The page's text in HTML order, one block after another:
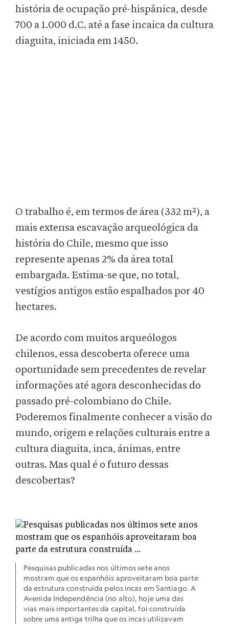
história de ocupação pré-hispânica, desde
700 a 1.000 d.C. até a fase incaica da cultura
diaguita, iniciada em 1450.
O trabalho é, em termos de área (332 m²), a
mais extensa escavação arqueológica da
história do Chile, mesmo que isso
represente apenas 2% da área total
embargada. Estima-se que, no total,
vestígios antigos estão espalhados por 40
hectares.
De acordo com muitos arqueólogos
chilenos, essa descoberta oferece uma
oportunidade sem precedentes de revelar
informações até agora desconhecidas do
passado pré-colombiano do Chile.
Poderemos finalmente conhecer a visão do
mundo, origem e relações culturais entre a
cultura diaguita, inca, ánimas, entre
outras. Mas qual é o futuro dessas
descobertas?
Pesquisas publicadas nos últimos sete anos
mostram que os espanhóis aproveitaram boa parte
da estrutura construída pelos incas em Santiago. A
Avenida Independência (no alto), hoje uma das
vias mais importantes da capital, foi construída
sobre uma antiga trilha que os incas utilizavam